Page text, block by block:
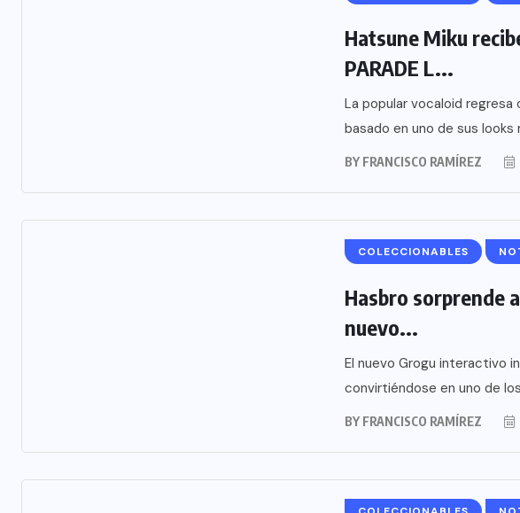
Hatsune Miku
PARADE L...
La popular vocaloid
basado en uno de sus
BY FRANCISCO RAMÍREZ
COLECCIONABLES
Hasbro sorprende
nuevo...
El nuevo Grogu interactivo
convirtiéndose en uno de
BY FRANCISCO RAMÍREZ